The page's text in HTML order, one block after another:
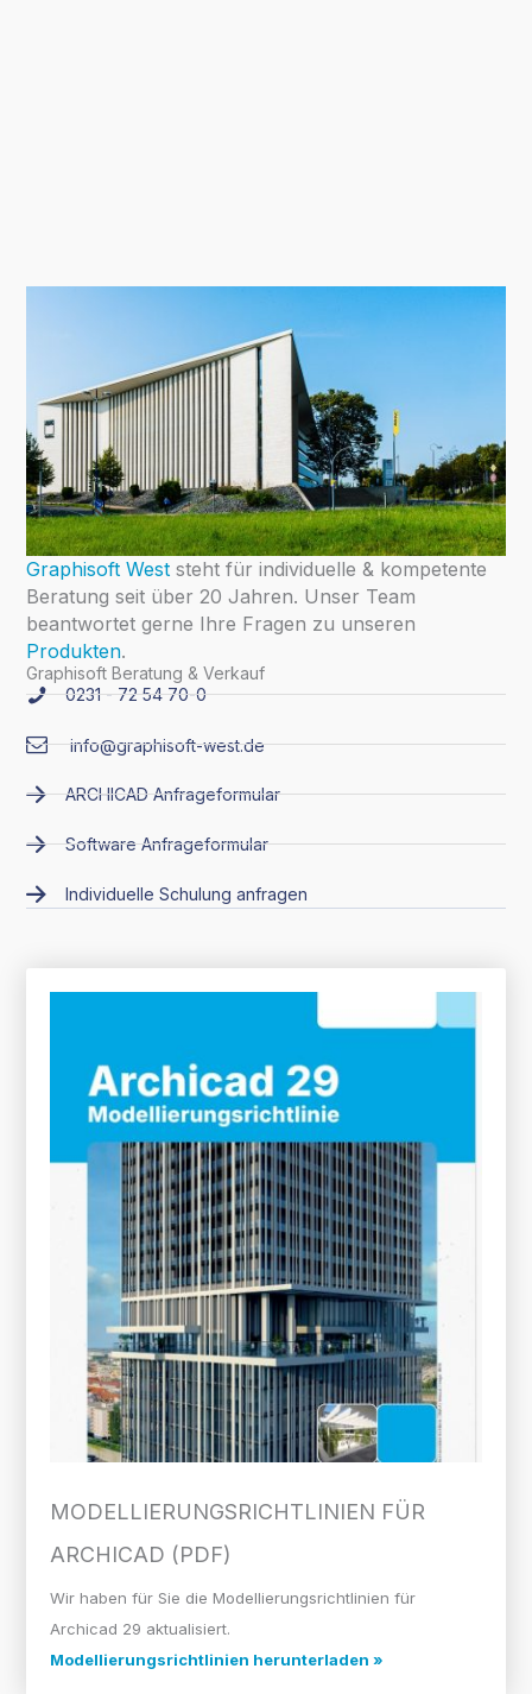
Graphisoft Weststeht für individuelle & kompetente
Beratung seit über 20 Jahren. Unser Team
beantwortet gerne Ihre Fragen zu unseren
Produkten.
Graphisoft Beratung & Verkauf
0231 - 72 54 70-0
info@graphisoft-west.de
ARCHICAD Anfrageformular
Software Anfrageformular
Individuelle Schulung anfragen
MODELLIERUNGS­RICHTLINIEN FÜR
ARCHICAD (PDF)
Wir haben für Sie die Modellierungsrichtlinien für
Archicad 29 aktualisiert.
Modellierungsrichtlinien herunterladen »